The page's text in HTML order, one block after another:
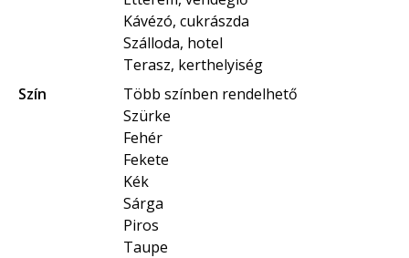
Kávézó, cukrászda
Szálloda, hotel
Terasz, kerthelyiség
Szín
Több színben rendelhető
Szürke
Fehér
Fekete
Kék
Sárga
Piros
Taupe